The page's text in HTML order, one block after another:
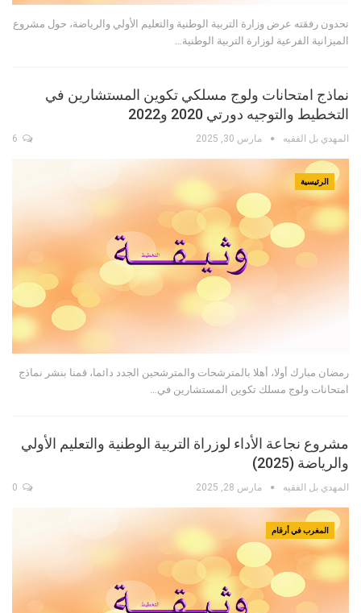
تحدون رفقته عرض وزارة التربية الوطنية والتعليم الأولي والرياضة، حول مشروع
الميزانية الفرعية لوزارة التربية الوطنية…
نماذج امتحانات ولوج مسلكي تكوين المستشارين في
التخطيط والتوجيه دورتي 2020 و2022
المهدي بل الفقيه مارس 30, 2025
الرئيسية
رمضان مبارك أولا، أهلا بالمترشحات والمترشحين الجدد دائما، قمنا بنشر نماذج
امتحانات ولوج مسلك تكوين المستشارين في…
مشروع نجاعة الأداء لوزراة التربية الوطنية والتعليم الأولي
والرياضة (2025)
المهدي بل الفقيه مارس 28, 2025
المغرب في أرقام